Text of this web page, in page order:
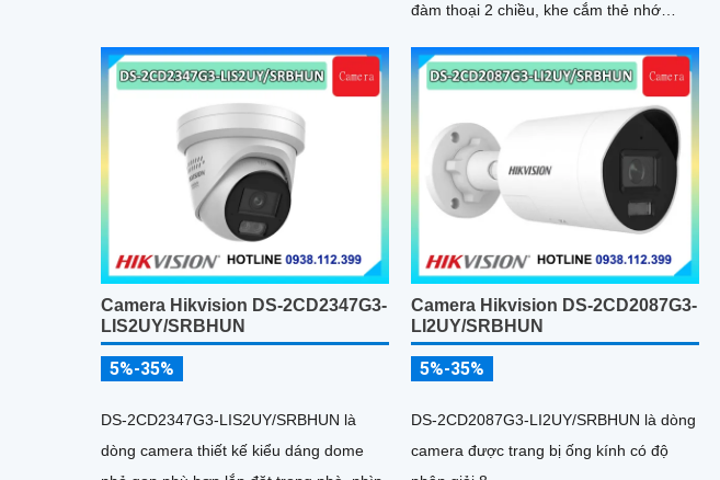
đàm thoại 2 chiều, khe cắm thẻ nhớ
cân bằng màu sáng trong điều kiện ánh
sáng yếu, ống kính có độ phân giải 4
Camera Hikvision DS-2CD2347G3-
LIS2UY/SRBHUN
5%-35%
DS-2CD2347G3-LIS2UY/SRBHUN là
dòng camera thiết kế kiểu dáng dome
Camera Hikvision DS-2CD2087G3-
LI2UY/SRBHUN
5%-35%
DS-2CD2087G3-LI2UY/SRBHUN là dòng
camera được trang bị ống kính có độ